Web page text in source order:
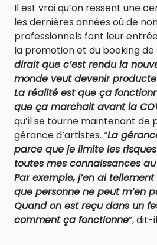
Il est vrai qu’on ressent une
les dernières années où de
professionnels font leur
la promotion et du booking de
dirait que c’est rendu la
monde veut devenir
La réalité est que ça
que ça marchait avant la
qu’il se tourne maintenant de
gérance d’artistes. “La
parce que je limite les
toutes mes connaissances
Par exemple, j’en ai
que personne ne peut m’en
Quand on est reçu dans un
comment ça fonctionne”, dit-